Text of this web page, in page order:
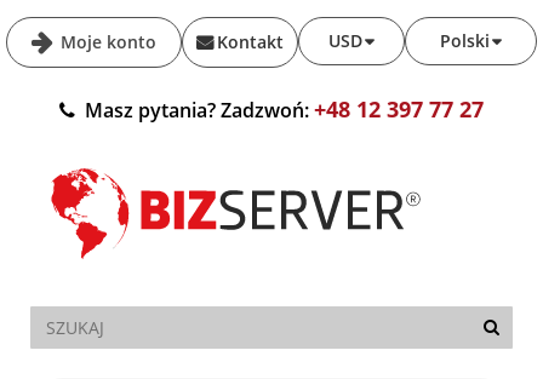
Moje konto Polski
USD
Kontakt
Masz pytania? Zadzwoń:+48 12 397 77 27